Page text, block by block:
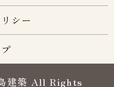
シー
建築 All Rights